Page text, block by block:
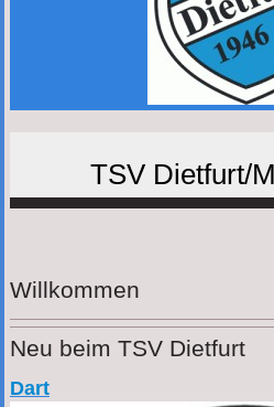
TSV Dietfurt/
Willkommen
Neu beim TSV Dietfurt
Dart